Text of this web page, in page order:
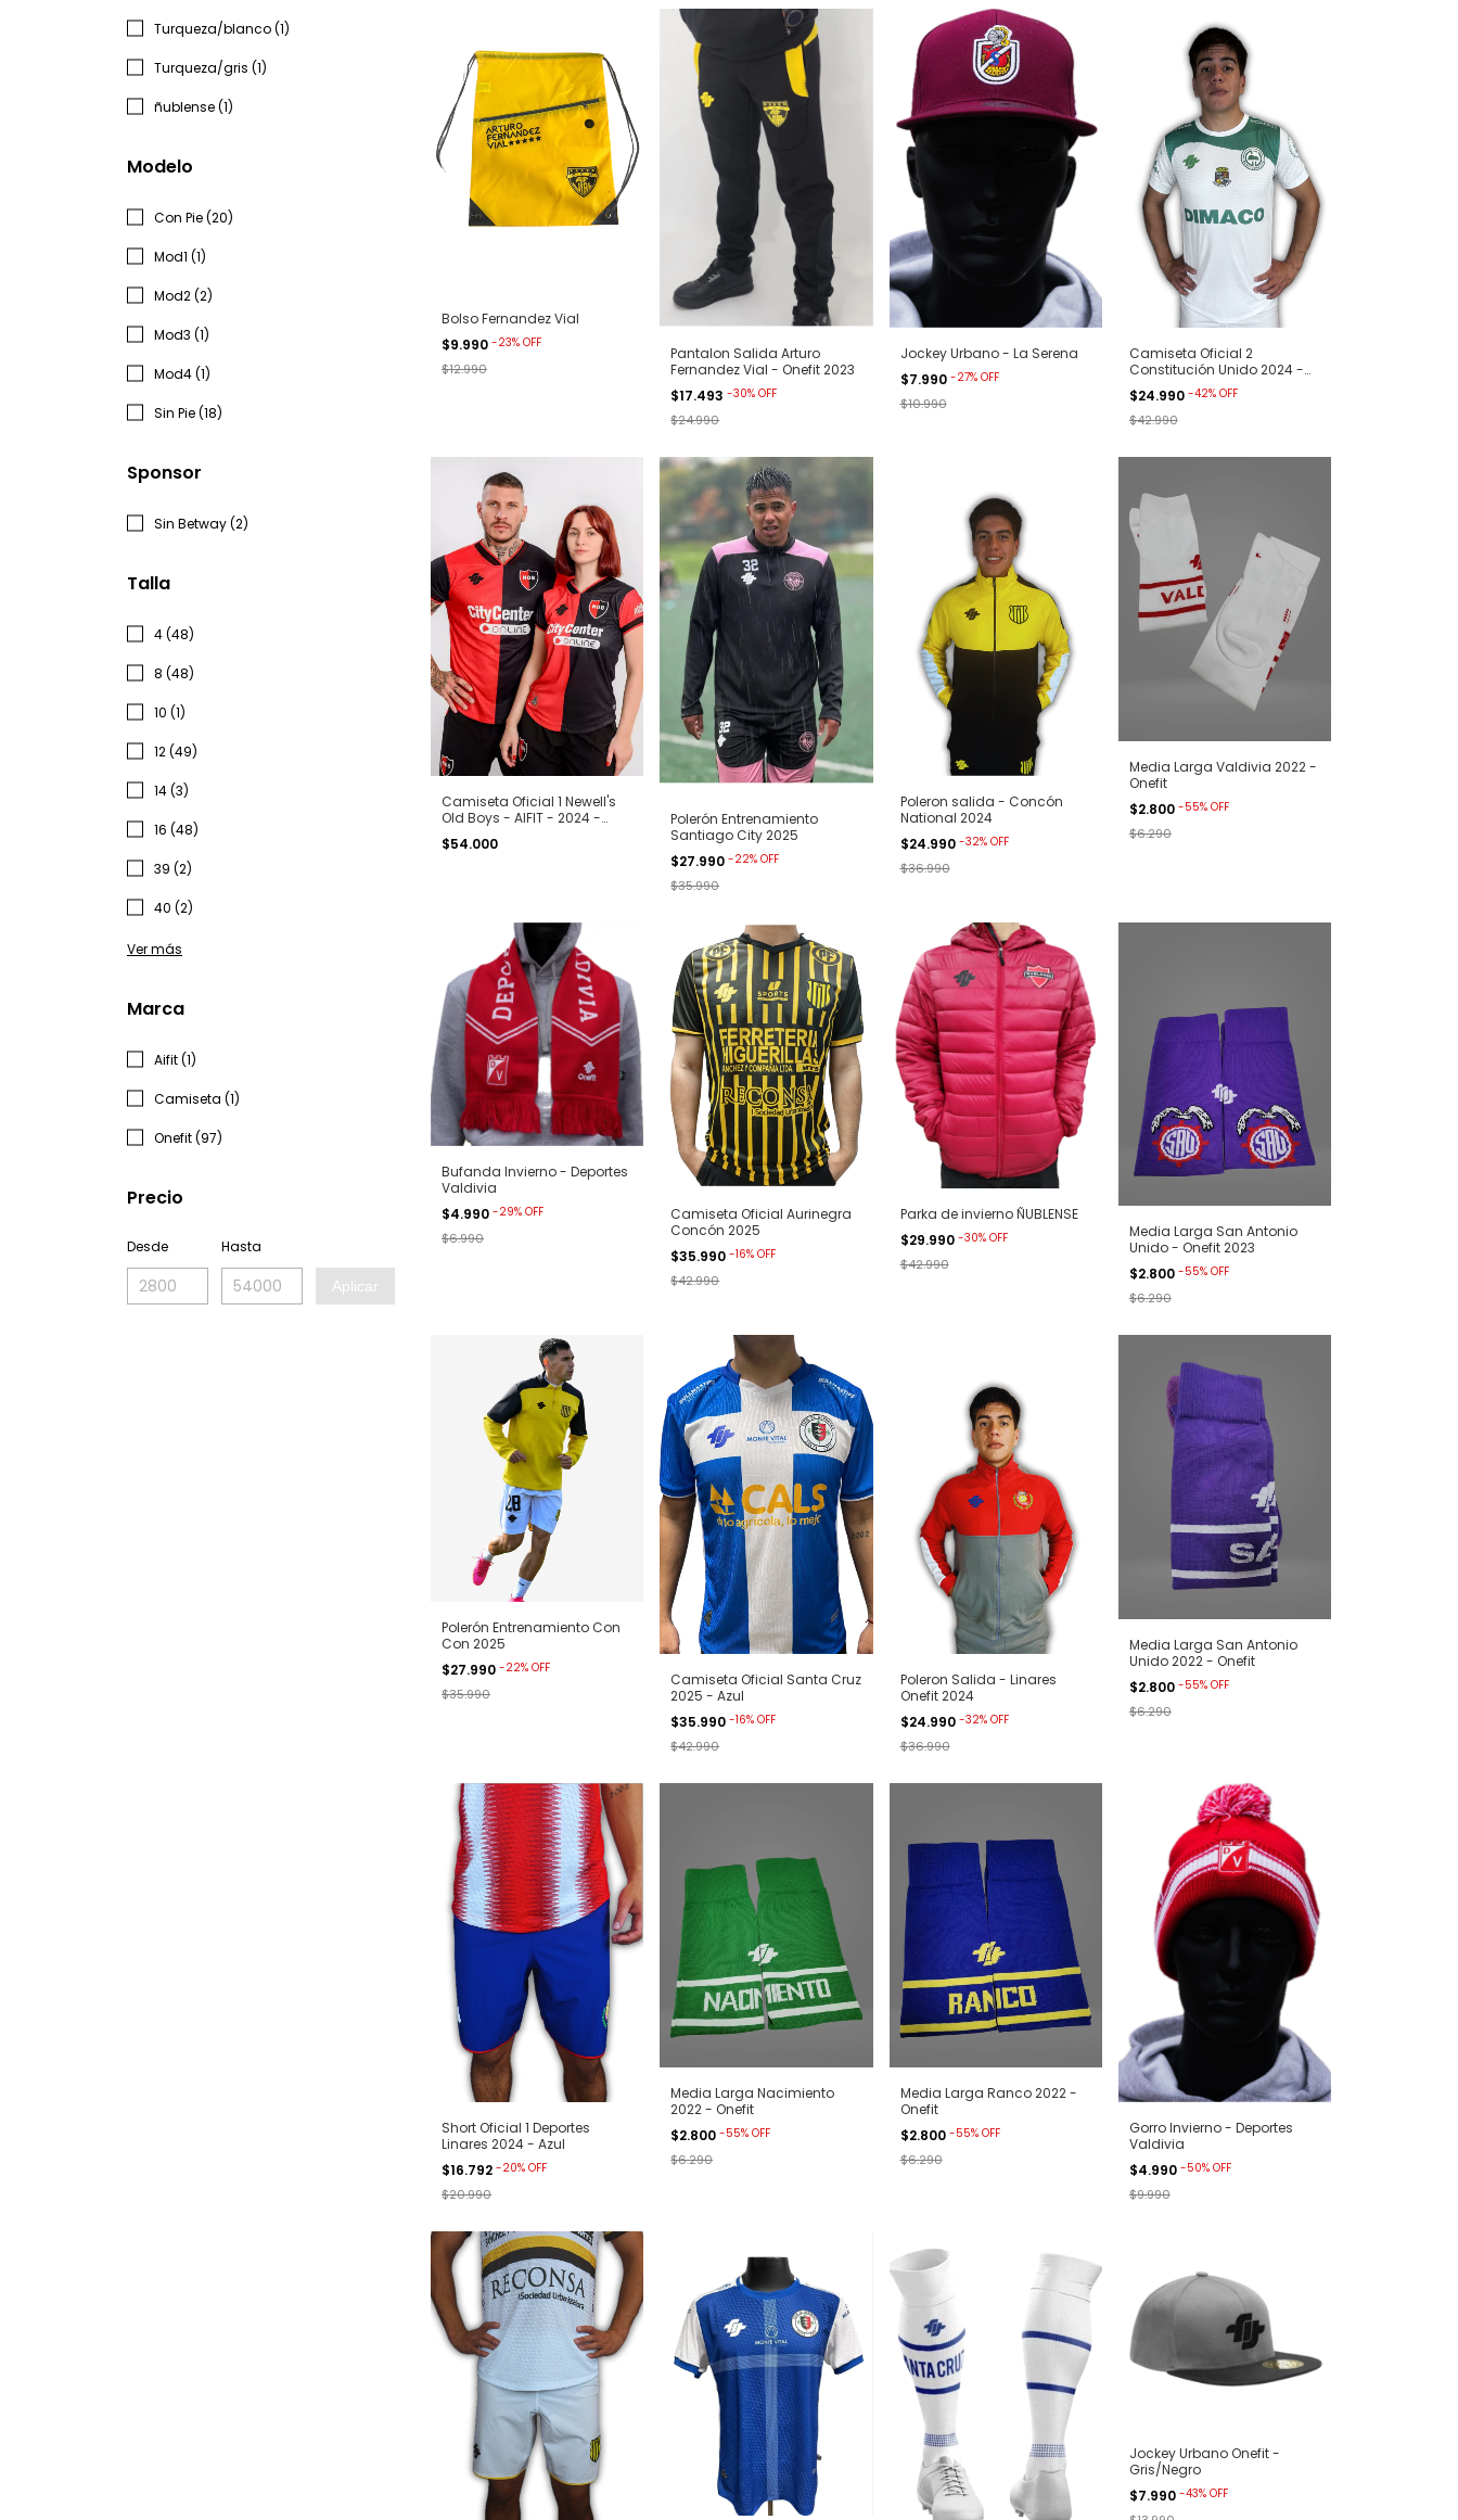
Turqueza/blanco (1)
Turqueza/gris (1)
ñublense (1)
Modelo
Con Pie (20)
Mod1 (1)
Mod2 (2)
Mod3 (1)
Mod4 (1)
Sin Pie (18)
Sponsor
Sin Betway (2)
Talla
4 (48)
8 (48)
10 (1)
12 (49)
14 (3)
16 (48)
39 (2)
40 (2)
Ver más
Marca
Aifit (1)
Camiseta (1)
Onefit (97)
Precio
Desde Hasta
Aplicar
Bolso Fernandez Vial
$9.990 -23% OFF
$12.990
Pantalon Salida Arturo
Fernandez Vial - Onefit 2023
$17.493-30%OFF
$24.990
Jockey Urbano - La Serena
$7.990 -27% OFF
$10.990
Camiseta Oficial 2
Constitución Unido 2024 -
Blanca
$24.990 -42% OFF
$42.990
Camiseta Oficial 1 Newell's
Old Boys - AIFIT - 2024 -
Rojinegra
$54.000
Polerón Entrenamiento
Santiago City 2025
$27.990-22%OFF
$35.990
Poleron salida - Concón
National 2024
$24.990 -32% OFF
$36.990
Media Larga Valdivia 2022 -
Onefit
$2.800 -55% OFF
$6.290
Bufanda Invierno - Deportes
Valdivia
$4.990 -29% OFF
$6.990
Camiseta Oficial Aurinegra
Concón 2025
$35.990-16%OFF
$42.990
Parka de invierno ÑUBLENSE
$29.990 -30% OFF
$42.990
Media Larga San Antonio
Unido - Onefit 2023
$2.800 -55% OFF
$6.290
Polerón Entrenamiento Con
Con 2025
$27.990 -22% OFF
$35.990
Camiseta Oficial Santa Cruz
2025 - Azul
$35.990-16%OFF
$42.990
Poleron Salida - Linares
Onefit 2024
$24.990 -32% OFF
$36.990
Media Larga San Antonio
Unido 2022 - Onefit
$2.800 -55% OFF
$6.290
Short Oficial 1 Deportes
Linares 2024 - Azul
$16.792 -20% OFF
$20.990
Media Larga Nacimiento
2022 - Onefit
$2.800-55%OFF
$6.290
Media Larga Ranco 2022 -
Onefit
$2.800 -55% OFF
$6.290
Gorro Invierno - Deportes
Valdivia
$4.990 -50% OFF
$9.990
Jockey Urbano Onefit -
Gris/Negro
$7.990 -43% OFF